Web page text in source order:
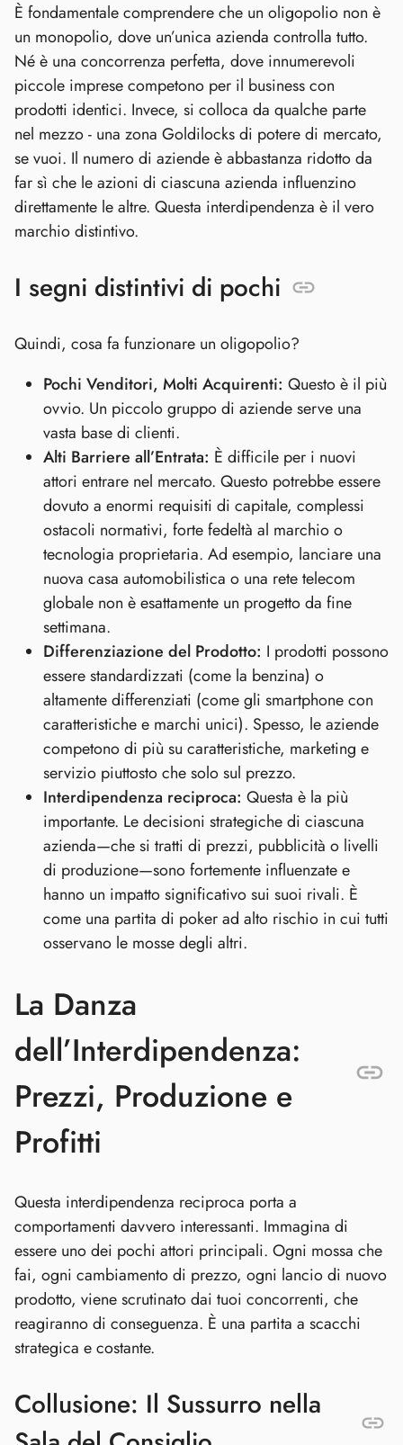
È fondamentale comprendere che un oligopolio non è
un monopolio, dove un’unica azienda controlla tutto.
Né è una concorrenza perfetta, dove innumerevoli
piccole imprese competono per il business con
prodotti identici. Invece, si colloca da qualche parte
nel mezzo - una zona Goldilocks di potere di mercato,
se vuoi. Il numero di aziende è abbastanza ridotto da
far sì che le azioni di ciascuna azienda influenzino
direttamente le altre. Questa interdipendenza è il vero
marchio distintivo.
I segni distintivi di pochi
Quindi, cosa fa funzionare un oligopolio?
Pochi Venditori, Molti Acquirenti: Questo è il più
ovvio. Un piccolo gruppo di aziende serve una
vasta base di clienti.
Alti Barriere all’Entrata: È difficile per i nuovi
attori entrare nel mercato. Questo potrebbe essere
dovuto a enormi requisiti di capitale, complessi
ostacoli normativi, forte fedeltà al marchio o
tecnologia proprietaria. Ad esempio, lanciare una
nuova casa automobilistica o una rete telecom
globale non è esattamente un progetto da fine
settimana.
Differenziazione del Prodotto: I prodotti possono
essere standardizzati (come la benzina) o
altamente differenziati (come gli smartphone con
caratteristiche e marchi unici). Spesso, le aziende
competono di più su caratteristiche, marketing e
servizio piuttosto che solo sul prezzo.
Interdipendenza reciproca: Questa è la più
importante. Le decisioni strategiche di ciascuna
azienda—che si tratti di prezzi, pubblicità o livelli
di produzione—sono fortemente influenzate e
hanno un impatto significativo sui suoi rivali. È
come una partita di poker ad alto rischio in cui tutti
osservano le mosse degli altri.
La Danza
dell’Interdipendenza:
Prezzi, Produzione e
Profitti
Questa interdipendenza reciproca porta a
comportamenti davvero interessanti. Immagina di
essere uno dei pochi attori principali. Ogni mossa che
fai, ogni cambiamento di prezzo, ogni lancio di nuovo
prodotto, viene scrutinato dai tuoi concorrenti, che
reagiranno di conseguenza. È una partita a scacchi
strategica e costante.
Collusione: Il Sussurro nella